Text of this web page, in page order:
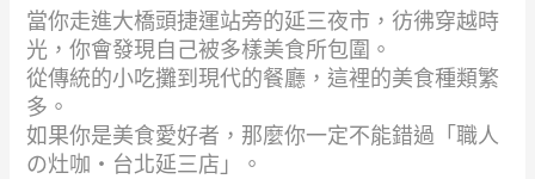
當你走進大橋頭捷運站旁的延三夜市，彷彿穿越時
光，你會發現自己被多樣美食所包圍。
從傳統的小吃攤到現代的餐廳，這裡的美食種類繁
多。
如果你是美食愛好者，那麼你一定不能錯過「職人
の灶咖‧台北延三店」。